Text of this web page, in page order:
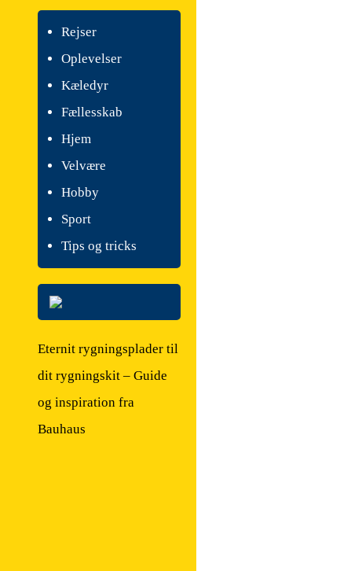
Rejser
Oplevelser
Kæledyr
Fællesskab
Hjem
Velvære
Hobby
Sport
Tips og tricks
Eternit rygningsplader til
dit rygningskit – Guide
og inspiration fra
Bauhaus